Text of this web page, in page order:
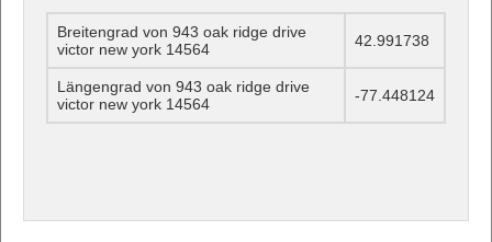
Breitengrad von 943 oak ridge drive
victor new york 14564
42.991738
Längengrad von 943 oak ridge drive
victor new york 14564
-77.448124